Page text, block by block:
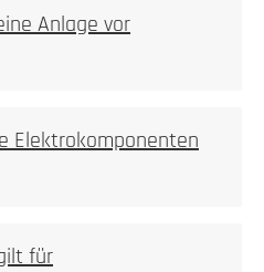
Anlage vor
Elektrokomponenten
für